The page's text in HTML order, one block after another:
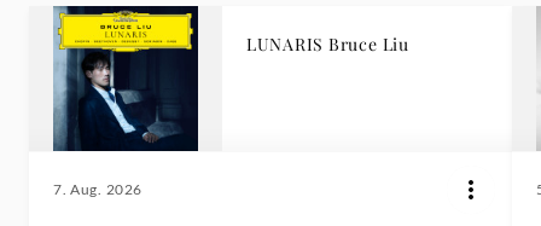
LUNARIS Bruce Liu
7. Aug. 2026